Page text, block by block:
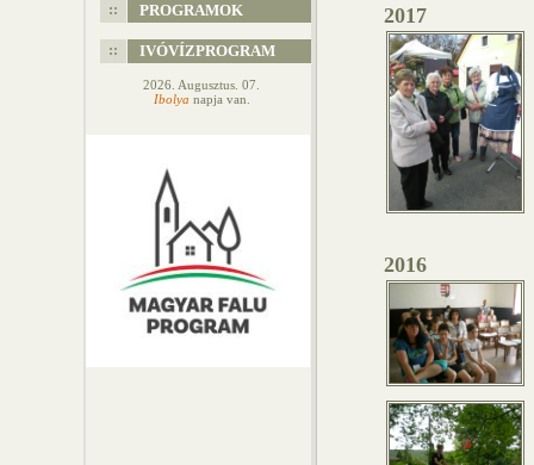
PROGRAMOK
IVÓVÍZPROGRAM
2026. Augusztus. 07.
Ibolya napja van.
2017
2016